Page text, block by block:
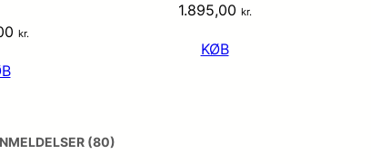
kr.
1.895,00 kr.
KØB
(80)